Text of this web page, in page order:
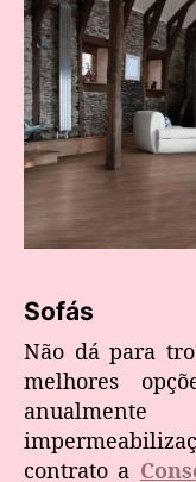
Sofás
Não dá para
melhores
contrato a